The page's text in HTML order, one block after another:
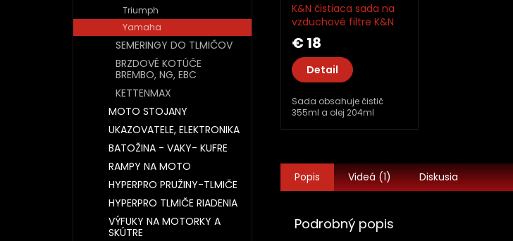
Triumph
Yamaha
SEMERINGY DO TLMIČOV
BRZDOVÉ KOTÚČE
BREMBO, NG, EBC
KETTENMAX
MOTO STOJANY
UKAZOVATELE, ELEKTRONIKA
BATOŽINA - VAKY- KUFRE
RAMPY NA MOTO
HYPERPRO PRUŽINY-TLMIČE
HYPERPRO TLMIČE RIADENIA
VÝFUKY NA MOTORKY A
SKÚTRE
K&N čistiaca sada na
vzduchové filtre K&N
čistič, olej
€ 18
Detail
Sada obsahuje čistič
355ml a olej 204ml
Popis Videá (1) Diskusia
Podrobný popis